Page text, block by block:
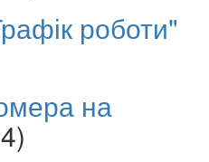
роботи"
на